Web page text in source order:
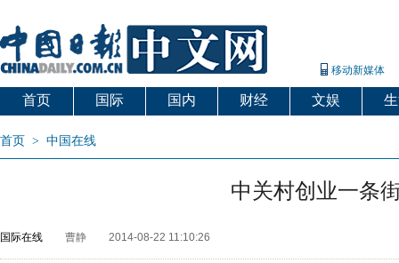
移动新媒体
首页 国际 国内 财经 文娱
首页 > 中国在线
中关村创业一条
国际在线 曹静 2014-08-22 11:10:26